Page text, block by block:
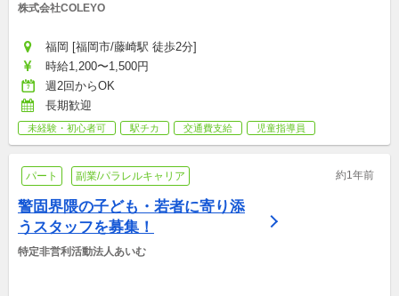
株式会社COLEYO
福岡 [福岡市/藤崎駅 徒歩2分]
時給1,200〜1,500円
週2回からOK
長期歓迎
未経験・初心者可 駅チカ 交通費支給 児童指導員
パート 副業/パラレルキャリア 約1年前
警固界隈の子ども・若者に寄り添
うスタッフを募集！
特定非営利活動法人あいむ